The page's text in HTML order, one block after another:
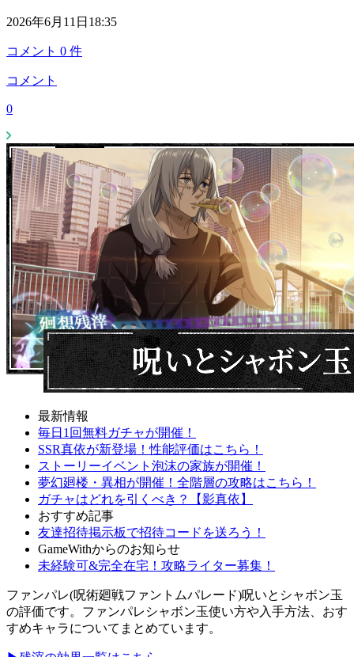
2026年6月11日18:35
コメント 0 件
コメント
0
最新情報
毎日1回無料ガチャが開催！
SSR真依が新登場！性能評価はこちら！
ストーリーイベント泡沫の家族が開催！
夢幻廻楼・異相が開催！全階層の攻略はこちら！
ガチャはどれを引くべき？【影真依】
おすすめ記事
友達招待掲示板で招待コードを送ろう！
GameWithからのお知らせ
未経験可&完全在宅！攻略ライター募集！
ファンパレ(呪術廻戦ファントムパレード)呪いとシャボン玉
の評価です。ファンパレシャボン玉使い方や入手方法、おす
すめキャラについてまとめています。